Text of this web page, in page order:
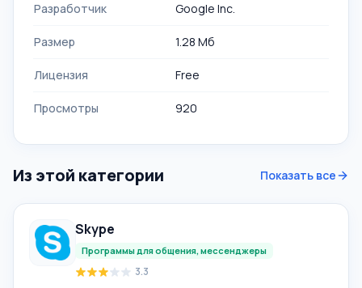
Разработчик Google Inc.
Размер 1.28 Mб
Лицензия Free
Просмотры 920
Из этой категории Показать все
Skype
Программы для общения, мессенджеры
3.3